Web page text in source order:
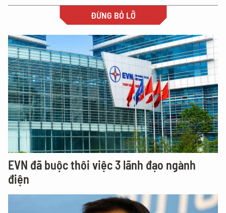
ĐỪNG BỎ LỠ
EVN đã buộc thôi việc 3 lãnh đạo ngành
điện